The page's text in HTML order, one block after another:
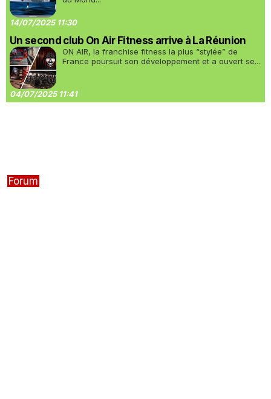
14/07/2025 11:30
Un second club On Air Fitness arrive à La Réunion
ON AIR, la franchise fitness la plus “stylée” de
France poursuit son développement et a ouvert se...
04/07/2025 11:41
Forum